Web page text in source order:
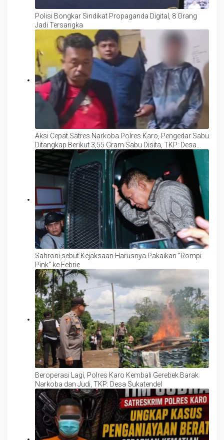
Polisi Bongkar Sindikat Propaganda Digital, 8 Orang
Jadi Tersangka
Aksi Cepat Satres Narkoba Polres Karo, Pengedar Sabu
Ditangkap Berikut 3,55 Gram Sabu Disita, TKP: Desa
Sahroni sebut Kejaksaan Harusnya Pakaikan “Rompi
Pink” ke Febrie
Beroperasi Lagi, Polres Karo Kembali Gerebek Barak
Narkoba dan Judi, TKP: Desa Sukatendel